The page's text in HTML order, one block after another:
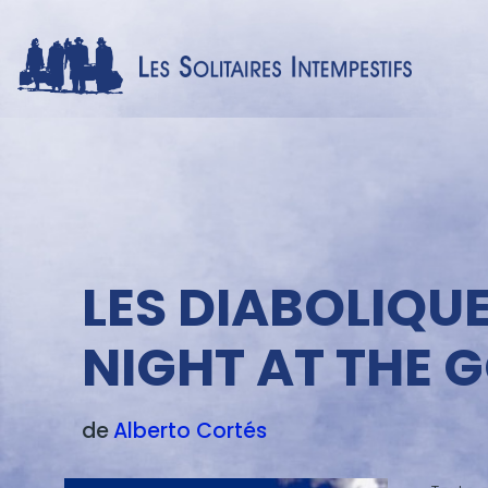
LES
NIGHT AT THE
deAlberto Cortés